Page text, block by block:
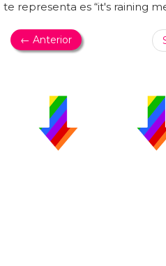
te representa es “it's raining
← Anterior